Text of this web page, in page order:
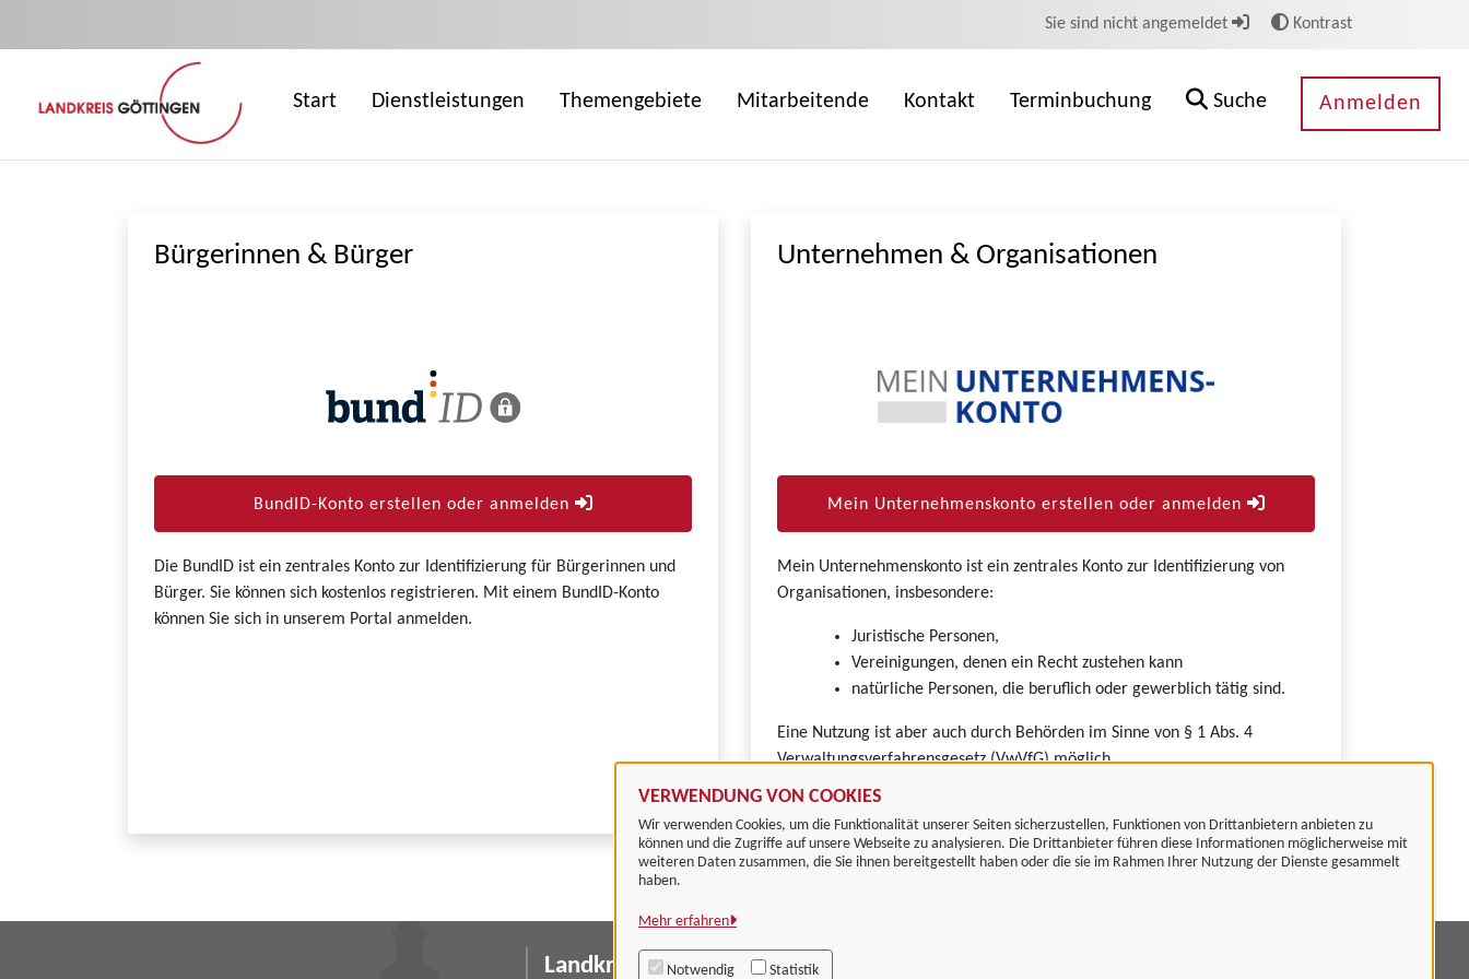
VERWENDUNG VON COOKIES
Wir verwenden Cookies, um die Funktionalität unserer Seiten sicherzustellen, Funktionen von Drittanbietern anbieten zu
können und die Zugriffe auf unsere Webseite zu analysieren. Die Drittanbieter führen diese Informationen möglicherweise mit
weiteren Daten zusammen, die Sie ihnen bereitgestellt haben oder die sie im Rahmen Ihrer Nutzung der Dienste gesammelt
haben.
Mehr erfahren
Notwendig Statistik
Sie sind nicht angemeldet Kontrast
Start Dienstleistungen Themengebiete Mitarbeitende Kontakt Terminbuchung Suche Anmelden
Bürgerinnen & Bürger
BundID-Konto erstellen oder anmelden
Die BundID ist ein zentrales Konto zur Identifizierung für Bürgerinnen und
Bürger. Sie können sich kostenlos registrieren. Mit einem BundID-Konto
können Sie sich in unserem Portal anmelden.
Unternehmen & Organisationen
Mein Unternehmenskonto erstellen oder anmelden
Mein Unternehmenskonto ist ein zentrales Konto zur Identifizierung von
Organisationen, insbesondere:
Juristische Personen,
Vereinigungen, denen ein Recht zustehen kann
natürliche Personen, die beruflich oder gewerblich tätig sind.
Eine Nutzung ist aber auch durch Behörden im Sinne von § 1 Abs. 4
Verwaltungsverfahrensgesetz (VwVfG) möglich.
Landkreis Göttingen